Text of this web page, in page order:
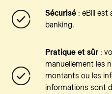
Sécurisé : eBill est
banking.
Pratique et sûr :
manuellement les
montants ou les
informations sont